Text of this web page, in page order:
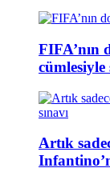
FIFA’nın
cümlesiyle
Artık